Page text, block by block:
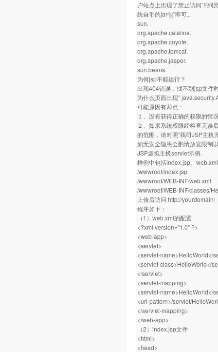
户站点上出现了禁止访问下列
统自带的jar包”即可。
sun.
org.apache.catalina.
org.apache.coyote.
org.apache.tomcat.
org.apache.jasper.
sun.beans.
为何jsp不能运行？
出现404错误，找不到jsp文件
为什么页面出现”
可能原因有两点：
１、没有获得正确的权限的情
２、如果系统权限经检查无误
的范围，请对照“我司JSP主机
如无安全隐患会酌情放宽限制
JSP虚拟主机servlet示例.
样例中包括index.jsp、
/wwwroot/index.jsp
/wwwroot/WEB-INF/web.xml
/wwwroot/WEB-INF/classes/
上传后访问 http://yourdomain/
程序如下：
（1）web.xml的配置
<?xml version="1.0" ?>
<web-app>
<servlet>
<servlet-name>HelloWorld</
<servlet-class>HelloWorld</
</servlet>
<servlet-mapping>
<servlet-name>HelloWorld</
<url-pattern>/servlet/
</servlet-mapping>
</web-app>
（2）index.jsp文件
<html>
<head>